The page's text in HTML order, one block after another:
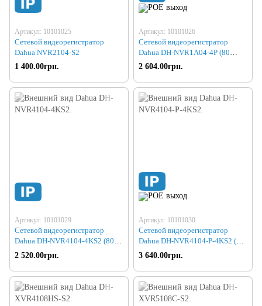
Артикул: 10101025
Сетевой видеорегистратор
Dahua NVR2104-S2
1 400.00грн.
Артикул: 10101026
Сетевой видеорегистратор
Dahua DH-NVR1A04-4P (80
8Mp)
2 604.00грн.
Артикул: 10101029
Сетевой видеорегистратор
Dahua DH-NVR4104-4KS2 (80
8Mp)
2 520.00грн.
Артикул: 10101030
Сетевой видеорегистратор
Dahua DH-NVR4104-P-4KS2 (80
8Mp)
3 640.00грн.